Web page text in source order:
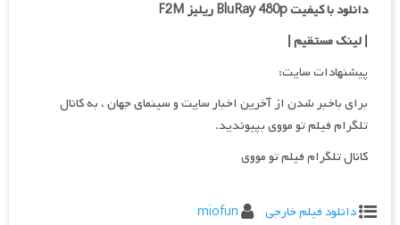
دانلود با کیفیت BluRay 480p ریلیز F2M
| لینک مستقیم|
پیشنهادات سایت:
برای باخبر شدن از آخرین اخبار سایت و سینمای جهان ، به کانال
تلگرام فیلم تو مووی بپیوندید.
کانال تلگرام فیلم تو مووی
دانلود فیلم خارجی
miofun